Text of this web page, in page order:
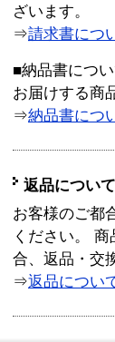
ざいます。
⇒請求書につ
■納品書につ
お届けする商
⇒納品書につ
返品について
お客様のご都
ください。
合、返品・交
⇒返品につい